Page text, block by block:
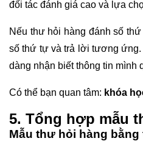
đối tác đánh giá cao và lựa
Nếu thư hỏi hàng đánh số
số thứ tự và trả lời tương
dàng nhận biết thông tin mình
Có thể bạn quan tâm: khóa
5. Tổng hợp mẫu
Mẫu thư hỏi hàng bằng